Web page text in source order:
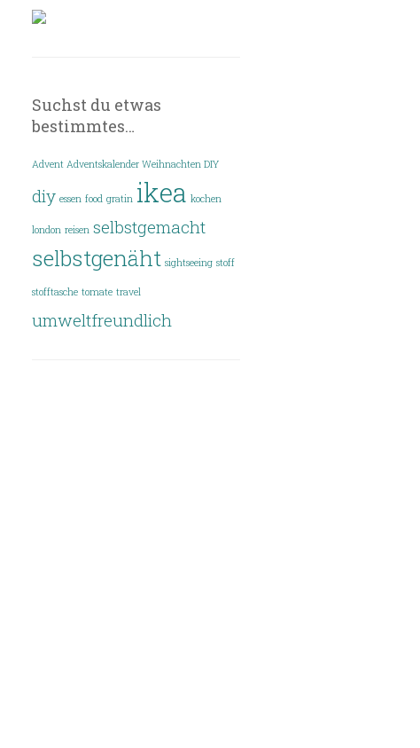
Suchst du etwas
bestimmtes…
Advent Adventskalender Weihnachten DIY
diy essen food gratin ikea kochen
london reisen selbstgemacht
selbstgenäht sightseeing stoff
stofftasche tomate travel
umweltfreundlich